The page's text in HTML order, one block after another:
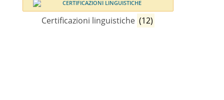
Certificazioni linguistiche (12)